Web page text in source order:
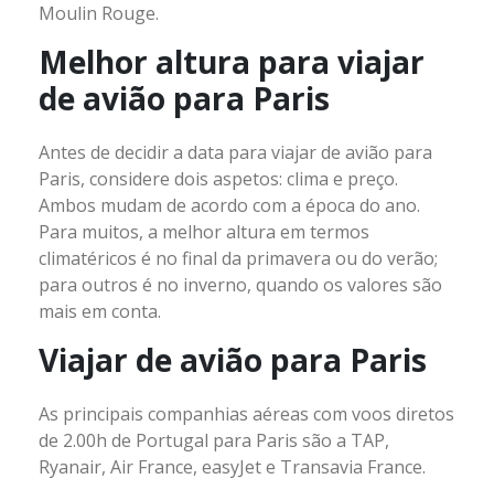
Moulin Rouge.
Melhor altura para viajar
de avião para Paris
Antes de decidir a data para viajar de avião para
Paris, considere dois aspetos: clima e preço.
Ambos mudam de acordo com a época do ano.
Para muitos, a melhor altura em termos
climatéricos é no final da primavera ou do verão;
para outros é no inverno, quando os valores são
mais em conta.
Viajar de avião para Paris
As principais companhias aéreas com voos diretos
de 2.00h de Portugal para Paris são a TAP,
Ryanair, Air France, easyJet e Transavia France.